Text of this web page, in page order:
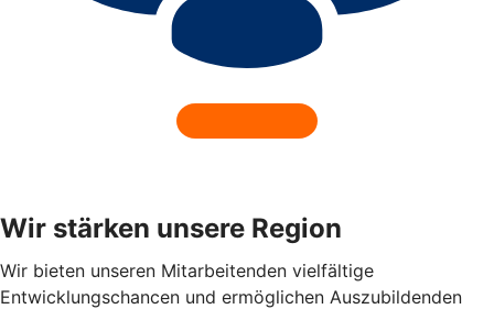
Wir stärken unsere Region
Wir bieten unseren Mitarbeitenden vielfältige
Entwicklungschancen und ermöglichen Auszubildenden